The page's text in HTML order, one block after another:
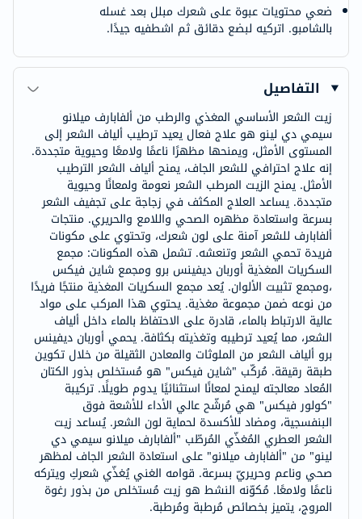
ضعي محتويات عبوة على شعرك مبلل بعد غسله
بالشامبو. اتركيه لبضع دقائق ثم اشطفيه جيدًا.
التفاصيل
زيت الشعر الأساسي المغذي والرطب من ألفابارف ميلانو
سيمي دي لينو هو علاج فعال يعيد ترطيب ألياف الشعر إلى
المستوى الأمثل، ويمنحها مظهرًا ناعمًا ولامعًا وحيوية متجددة.
إنه علاج احترافي للشعر الجاف، يمنح ألياف الشعر الترطيب
الأمثل. يمنح الزيت المرطب الشعر نعومة ولمعانًا وحيوية
متجددة. يساعد العلاج المكثف في زجاجة على تجفيف الشعر
بسرعة واستعادة مظهره الصحي واللامع والحريري. منتجات
ألفابارف للشعر آمنة على لون شعرك، وتحتوي على مكونات
فريدة تحمي الشعر وتنعشه. تشمل هذه المكونات: مجمع
السكريات المغذية أوربان ديفينس برو ومجمع شاين فيكس
،ومجمع تثبيت الألوان. يُعد مجمع السكريات المغذية منتجًا فريدًا
من نوعه ضمن مجموعة مغذية. يحتوي هذا المركب على مواد
عالية الارتباط بالماء، قادرة على الاحتفاظ بالماء داخل ألياف
الشعر، مما يُعيد ترطيبه وتغذيته بكثافة. يحمي أوربان ديفينس
برو ألياف الشعر من الملوثات والمعادن الثقيلة من خلال تكوين
طبقة رقيقة. مُركّب "شاين فيكس" هو مُستخلص بذور الكتان
المُعاد معالجته ليمنح لمعانًا استثنائيًا يدوم طويلًا. تركيبة
"كولور فيكس" هي مُرشّح عالي الأداء للأشعة فوق
البنفسجية، ومضاد للأكسدة لحماية لون الشعر. يُساعد زيت
الشعر العطري المُغذّي المُرطّب "ألفابارف ميلانو سيمي دي
لينو" من "ألفابارف ميلانو" على استعادة الشعر الجاف لمظهر
صحي وناعم وحريريّ بسرعة. قوامه الغني يُغذّي شعركِ ويتركه
ناعمًا ولامعًا. مُكوّنه النشط هو زيت مُستخلص من بذور رغوة
المروج، يتميز بخصائص مُرطبة ومُرطبة.